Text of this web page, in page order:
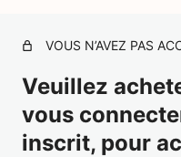
QUATRE PLANS
1 leçon, 1 quiz
ABSORBANT
VOUS N’AVEZ PAS
Veuillez
vous
inscrit, pour